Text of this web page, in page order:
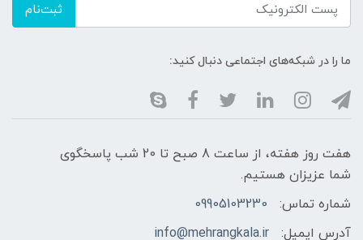
ثبت‌نام
ما را در شبکه‌های اجتماعی دنبال کنید:
هفت روز هفته، از ساعت 8 صبح تا 20 شب پاسخگوی
شما عزیزان هستیم.
شماره تماس:
09905103230
آدرس ایمیل:
info@mehrangkala.ir